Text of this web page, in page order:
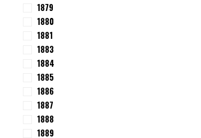
1879
1880
1881
1883
1884
1885
1886
1887
1888
1889